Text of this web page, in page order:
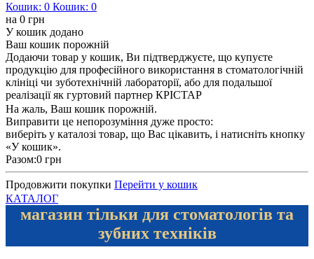
Кошик: 0 Кошик: 0
на 0 грн
У кошик додано
Ваш кошик порожній
Додаючи товар у кошик, Ви підтверджуєте, що купуєте
продукцію для професійного використання в стоматологічній
клініці чи зуботехнічній лабораторії, або для подальшої
реалізації як гуртовий партнер КРІСТАР
На жаль, Ваш кошик порожній.
Виправити це непорозуміння дуже просто:
виберіть у каталозі товар, що Вас цікавить, і натисніть кнопку
«У кошик».
Разом:0 грн
Продовжити покупки Перейти у кошик
КАТАЛОГ
магазин тільки для стоматологів та
зубних техніків